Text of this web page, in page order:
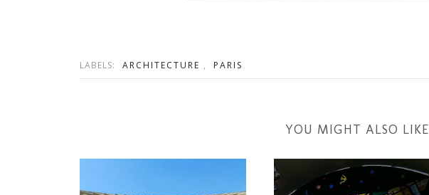
LABELS: ARCHITECTURE , PARIS
YOU MIGHT ALSO LIKE